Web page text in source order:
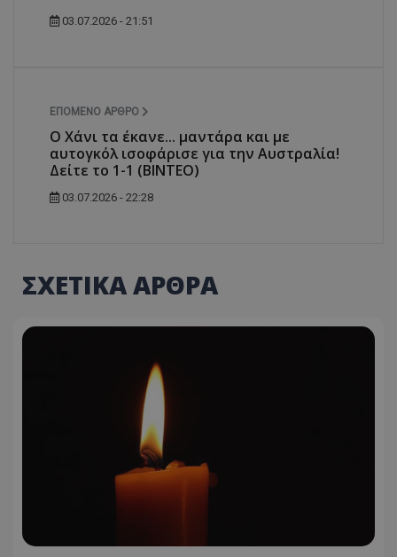
03.07.2026 - 21:51
ΕΠΌΜΕΝΟ ΆΡΘΡΟ
Ο Χάνι τα έκανε... μαντάρα και με
αυτογκόλ ισοφάρισε για την Αυστραλία!
Δείτε το 1-1 (ΒΙΝΤΕΟ)
03.07.2026 - 22:28
ΣΧΕΤΙΚΑ ΑΡΘΡΑ